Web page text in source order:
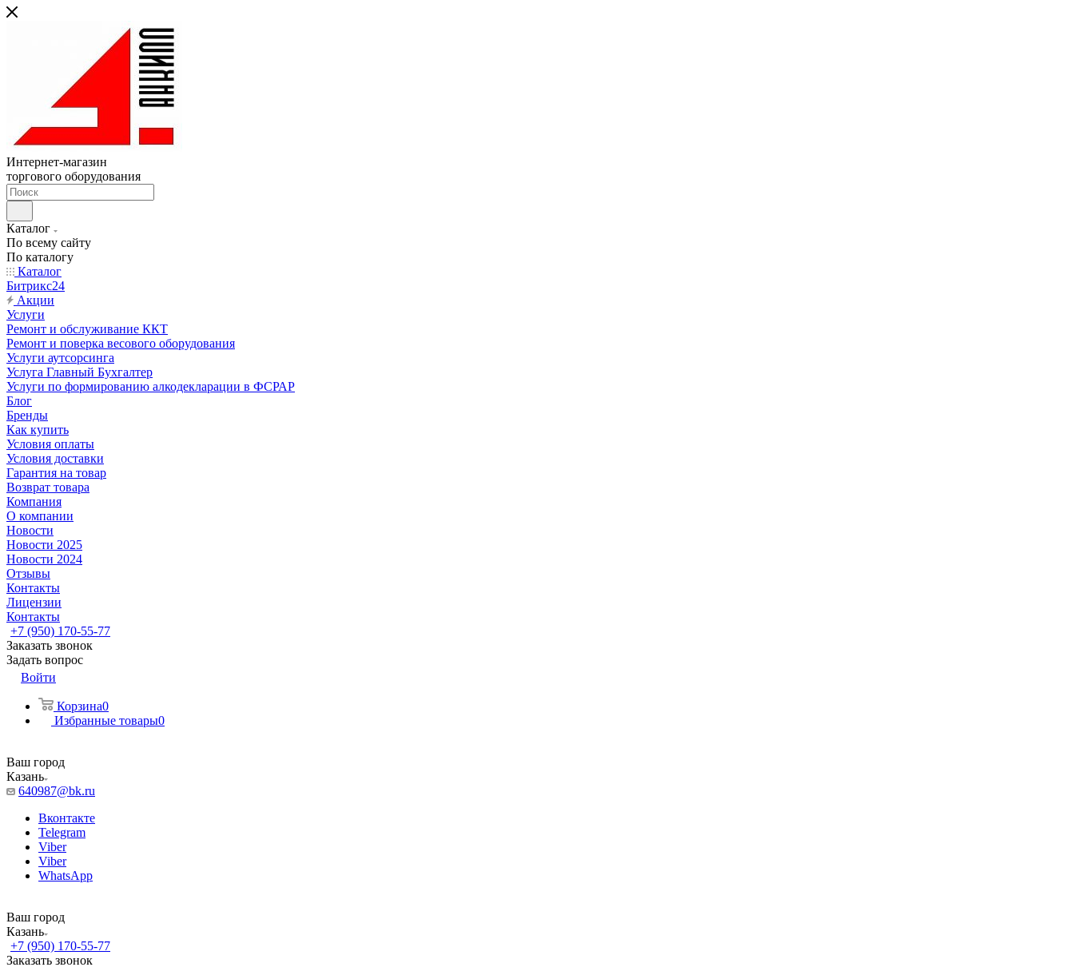
Интернет-магазин
торгового оборудования
Каталог
По всему сайту
По каталогу
Каталог
Битрикс24
Акции
Услуги
Ремонт и обслуживание ККТ
Ремонт и поверка весового оборудования
Услуги аутсорсинга
Услуга Главный Бухгалтер
Услуги по формированию алкодекларации в ФСРАР
Блог
Бренды
Как купить
Условия оплаты
Условия доставки
Гарантия на товар
Возврат товара
Компания
О компании
Новости
Новости 2025
Новости 2024
Отзывы
Контакты
Лицензии
Контакты
+7 (950) 170-55-77
Заказать звонок
Задать вопрос
Войти
Корзина0
Избранные товары0
Ваш город
Казань
640987@bk.ru
Вконтакте
Telegram
Viber
Viber
WhatsApp
Ваш город
Казань
+7 (950) 170-55-77
Заказать звонок